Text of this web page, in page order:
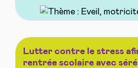
Lutter contre le stress
rentrée scolaire avec